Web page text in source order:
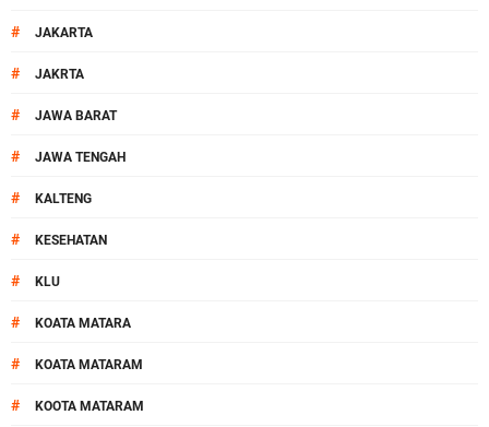
# JAKARTA
# JAKRTA
# JAWA BARAT
# JAWA TENGAH
# KALTENG
# KESEHATAN
# KLU
# KOATA MATARA
# KOATA MATARAM
# KOOTA MATARAM